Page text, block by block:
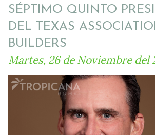
SÉPTIMO QUINTO
DEL TEXAS
BUILDERS
Martes, 26 de Noviembre del